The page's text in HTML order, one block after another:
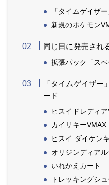
「タイムゲイザ
新規のポケモン
同じ日に発売され
拡張パック「スペ
「タイムゲイザー
ード
ヒスイドレディア
カイリキーVMAX
ヒスイ ダイケンキ
オリジンディア
いれかえカート
トレッキングシ